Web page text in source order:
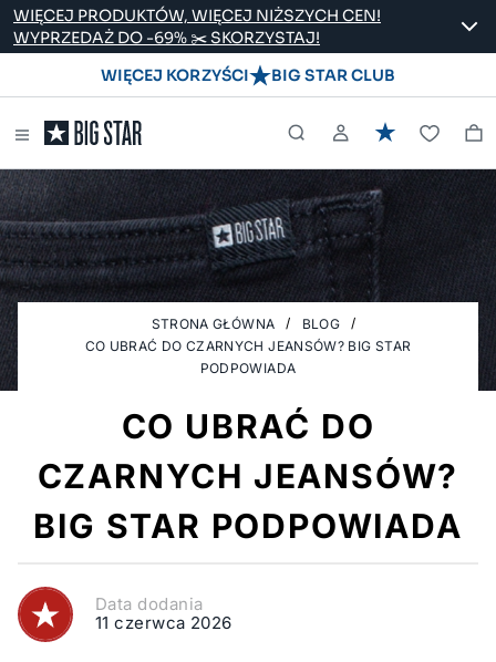
WIĘCEJ PRODUKTÓW, WIĘCEJ NIŻSZYCH CEN!
WYPRZEDAŻ DO -69% ✂️ SKORZYSTAJ!
WIĘCEJ KORZYŚCI
BIG STAR CLUB
STRONA GŁÓWNA
BLOG
CO UBRAĆ DO CZARNYCH JEANSÓW? BIG STAR
PODPOWIADA
CO UBRAĆ DO
CZARNYCH JEANSÓW?
BIG STAR PODPOWIADA
Data dodania
11 czerwca 2026